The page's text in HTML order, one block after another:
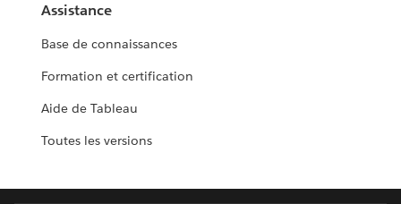
Assistance
Base de connaissances
Formation et certification
Aide de Tableau
Toutes les versions